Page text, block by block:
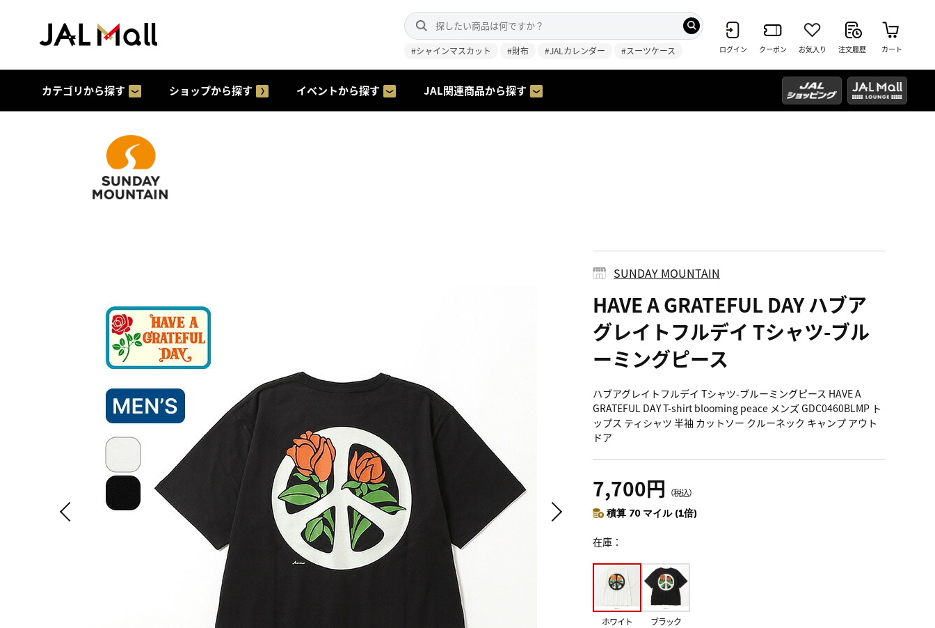
#シャインマスカット #財布 #JALカレンダー #スーツケース ログイン クーポン お気入り 注文履歴 カート
カテゴリから探す ショップから探す イベントから探す JAL関連商品から探す
SUNDAY MOUNTAIN
HAVE A GRATEFUL DAY ハブア
グレイトフルデイ Tシャツ-ブル
ーミングピース
ハブアグレイトフルデイ Tシャツ-ブルーミングピース HAVE A
GRATEFUL DAY T-shirt blooming peace メンズ GDC0460BLMP ト
ップス ティシャツ 半袖 カットソー クルーネック キャンプ アウト
ドア
7,700円 （税込）
積算 70 マイル (1倍)
在庫
ホワイト ブラック